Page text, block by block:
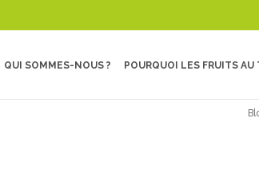
QUI SOMMES-NOUS ? POURQUOI LES FRUITS AU